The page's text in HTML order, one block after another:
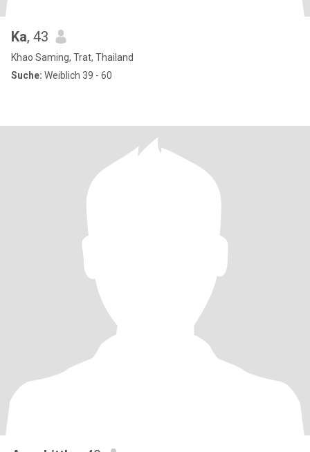
Ka, 43
Khao Saming, Trat, Thailand
Suche: Weiblich 39 - 60